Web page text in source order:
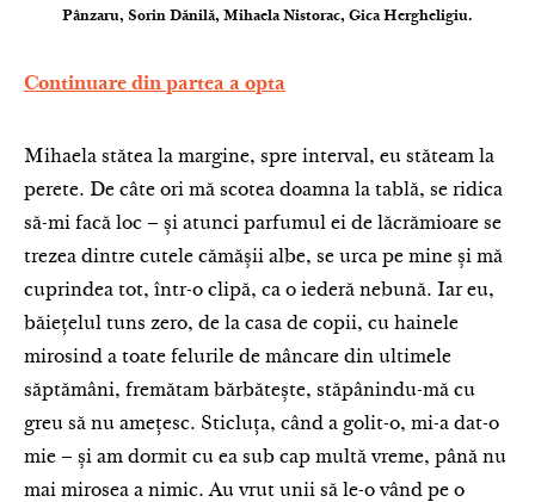
Pânzaru, Sorin Dănilă, Mihaela Nistorac, Gica Hergheligiu.
Continuare din partea a opta
Mihaela stătea la margine, spre interval, eu stăteam la
perete. De câte ori mă scotea doamna la tablă, se ridica
să-mi facă loc – și atunci parfumul ei de lăcrămioare se
trezea dintre cutele cămășii albe, se urca pe mine și mă
cuprindea tot, într-o clipă, ca o iederă nebună. Iar eu,
băiețelul tuns zero, de la casa de copii, cu hainele
mirosind a toate felurile de mâncare din ultimele
săptămâni, fremătam bărbătește, stăpânindu-mă cu
greu să nu amețesc. Sticluța, când a golit-o, mi-a dat-o
mie – și am dormit cu ea sub cap multă vreme, până nu
mai mirosea a nimic. Au vrut unii să le-o vând pe o